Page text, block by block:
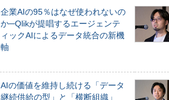
企業AIの95％はなぜ使われないの
か─Qlikが提唱するエージェンテ
ィックAIによるデータ統合の新機
軸
AIの価値を維持し続ける「データ
継続供給の型」と「横断組織」